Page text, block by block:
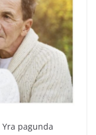
Yra pagunda